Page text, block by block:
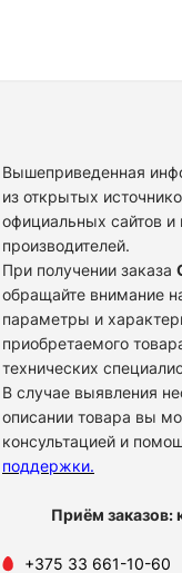
Вышеприведенная
из открытых
официальных сайтов и
производителей.
При получении заказа
обращайте внимание
параметры и
приобретаемого
технических
В случае выявления
описании товара вы
консультацией и
поддержки.
Приём заказов:
+375 33 661-10-60